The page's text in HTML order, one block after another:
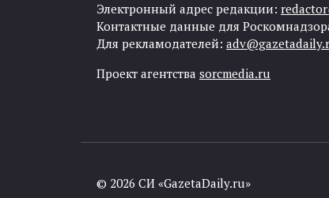
Электронный адрес редакции:
Контактные данные для
Для рекламодателей:
Проект агентства sorcmedia.ru
© 2026 СИ «GazetaDaily.ru»